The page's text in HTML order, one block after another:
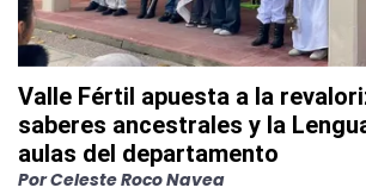
Valle Fértil apuesta a la
saberes ancestrales y la
aulas del departamento
PorCeleste Roco Navea